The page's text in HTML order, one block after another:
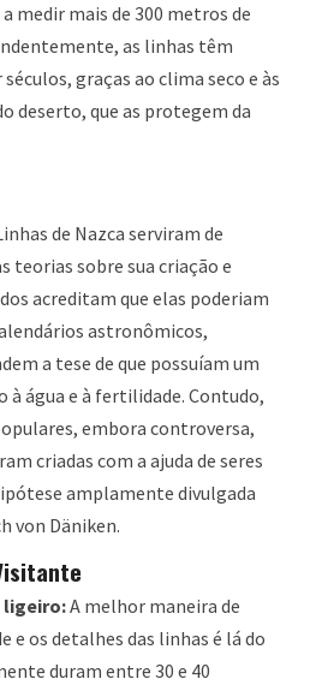
medir mais de 300 metros de
as linhas têm
graças ao clima seco e às
deserto, que as protegem da
de Nazca serviram de
teorias sobre sua criação e
acreditam que elas poderiam
astronômicos,
a tese de que possuíam um
água e à fertilidade. Contudo,
embora controversa,
criadas com a ajuda de seres
amplamente divulgada
von Däniken.
ligeiro:A melhor maneira de
e os detalhes das linhas é lá do
duram entre 30 e 40